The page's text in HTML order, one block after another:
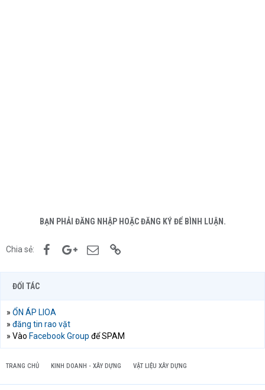
BẠN PHẢI ĐĂNG NHẬP HOẶC ĐĂNG KÝ ĐỂ BÌNH LUẬN.
Chia sẻ: FacebookGoogle+Email
ĐỐI TÁC
» ỔN ÁP LIOA
» đăng tin rao vặt
» Vào Facebook Group để SPAM
TRANG CHỦ KINH DOANH - XÂY DỰNG VẬT LIỆU XÂY DỰNG